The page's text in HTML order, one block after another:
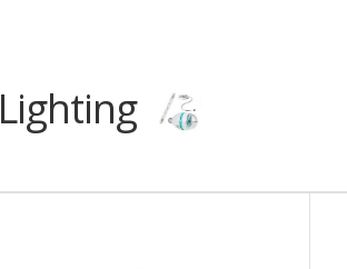
Lighting